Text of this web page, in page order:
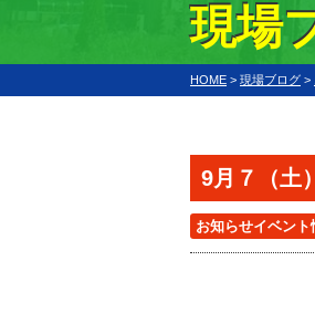
現場
HOME > 現場ブログ >
9月７（土
お知らせイベント